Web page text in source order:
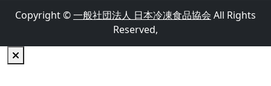
Copyright ©一般社団法人 日本冷凍食品協会 All Rights
Reserved,